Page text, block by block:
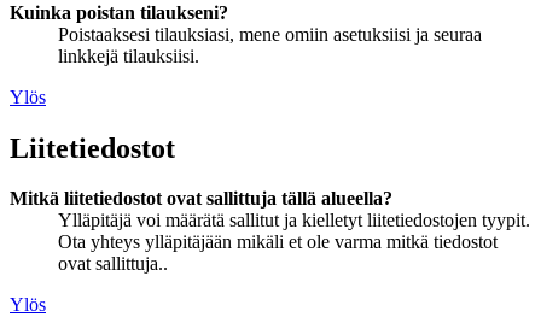
Kuinka poistan tilaukseni?
Poistaaksesi tilauksiasi, mene omiin asetuksiisi ja seuraa
linkkejä tilauksiisi.
Ylös
Liitetiedostot
Mitkä liitetiedostot ovat sallittuja tällä alueella?
Ylläpitäjä voi määrätä sallitut ja kielletyt liitetiedostojen tyypit.
Ota yhteys ylläpitäjään mikäli et ole varma mitkä tiedostot
ovat sallittuja..
Ylös